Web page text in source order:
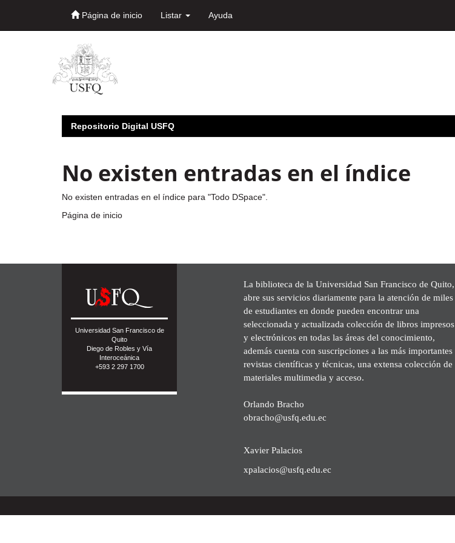
Página de inicio Listar Ayuda
Repositorio Digital USFQ
No existen entradas en el índice
No existen entradas en el índice para "Todo DSpace".
Página de inicio
Universidad San Francisco de
Quito
Diego de Robles y Vía
Interoceánica
+593 2 297 1700
La biblioteca de la Universidad San Francisco de Quito,
abre sus servicios diariamente para la atención de miles
de estudiantes en donde pueden encontrar una
seleccionada y actualizada colección de libros impresos
y electrónicos en todas las áreas del conocimiento,
además cuenta con suscripciones a las más importantes
revistas científicas y técnicas, una extensa colección de
materiales multimedia y acceso.
Orlando Bracho
obracho@usfq.edu.ec
Xavier Palacios
xpalacios@usfq.edu.ec